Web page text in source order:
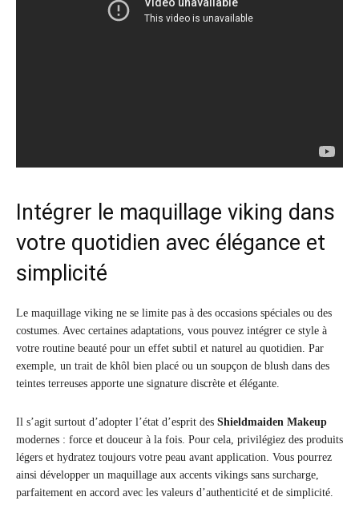
Intégrer le maquillage viking dans
votre quotidien avec élégance et
simplicité
Le maquillage viking ne se limite pas à des occasions spéciales ou des
costumes. Avec certaines adaptations, vous pouvez intégrer ce style à
votre routine beauté pour un effet subtil et naturel au quotidien. Par
exemple, un trait de khôl bien placé ou un soupçon de blush dans des
teintes terreuses apporte une signature discrète et élégante.
Il s’agit surtout d’adopter l’état d’esprit des Shieldmaiden Makeup
modernes : force et douceur à la fois. Pour cela, privilégiez des produits
légers et hydratez toujours votre peau avant application. Vous pourrez
ainsi développer un maquillage aux accents vikings sans surcharge,
parfaitement en accord avec les valeurs d’authenticité et de simplicité.